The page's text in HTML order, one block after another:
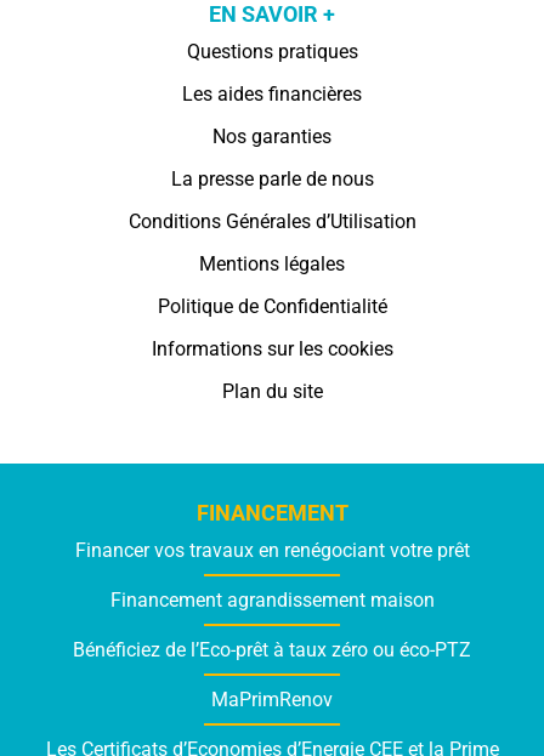
EN SAVOIR +
Questions pratiques
Les aides financières
Nos garanties
La presse parle de nous
Conditions Générales d’Utilisation
Mentions légales
Politique de Confidentialité
Informations sur les cookies
Plan du site
FINANCEMENT
Financer vos travaux en renégociant votre prêt
Financement agrandissement maison
Bénéficiez de l’Eco-prêt à taux zéro ou éco-PTZ
MaPrimRenov
Les Certificats d’Economies d’Energie CEE et la Prime